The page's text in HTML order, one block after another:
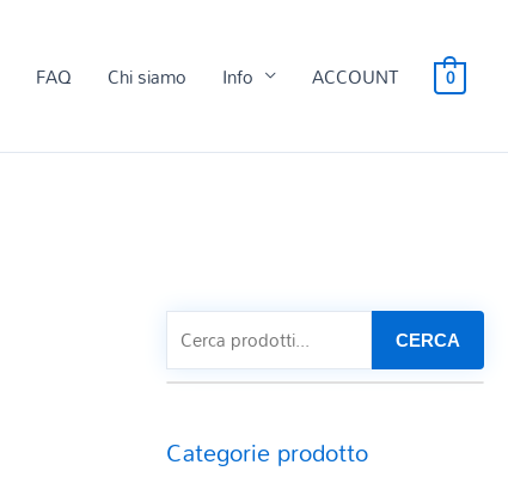
FAQ Chi siamo Info ACCOUNT 0
CERCA
Categorie prodotto